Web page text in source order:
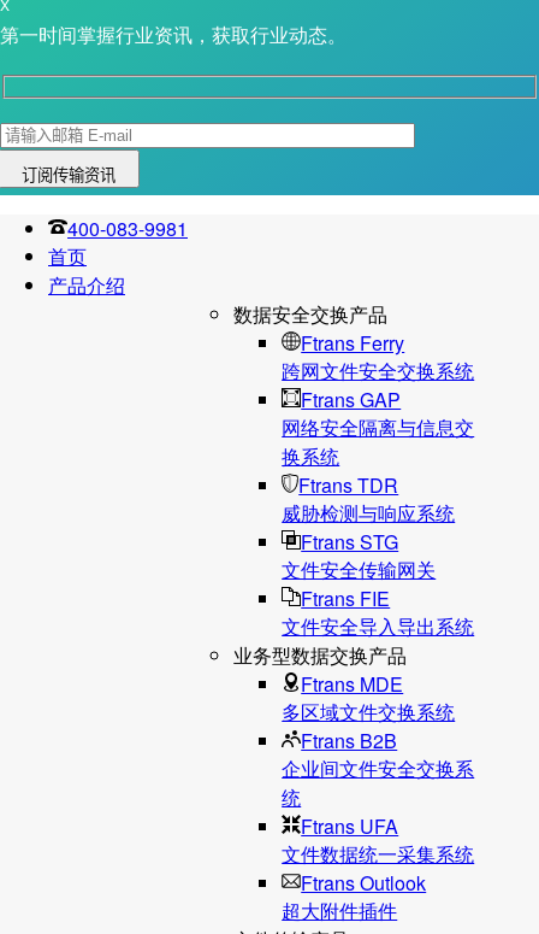
X
第一时间掌握行业资讯，获取行业动态。
400-083-9981
首页
产品介绍
数据安全交换产品
Ftrans Ferry
跨网文件安全交换系统
Ftrans GAP
网络安全隔离与信息交
换系统
Ftrans TDR
威胁检测与响应系统
Ftrans STG
文件安全传输网关
Ftrans FIE
文件安全导入导出系统
业务型数据交换产品
Ftrans MDE
多区域文件交换系统
Ftrans B2B
企业间文件安全交换系
统
Ftrans UFA
文件数据统⼀采集系统
Ftrans Outlook
超大附件插件